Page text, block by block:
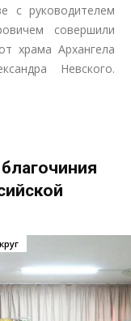
с руководителем
совершили
храма Архангела
Невского.